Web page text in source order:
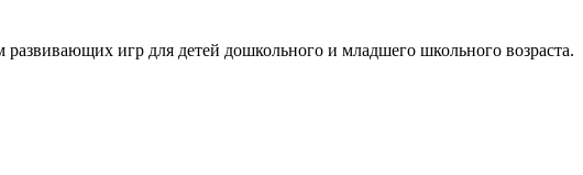
развивающих игр для детей дошкольного и младшего школьного возраста.